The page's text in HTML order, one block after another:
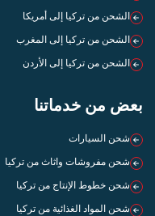
الشحن من تركيا إلى أمريكا
الشحن من تركيا إلى المغرب
الشحن من تركيا إلى الأردن
بعض من خدماتنا
شحن السيارات
شحن مفروشات واثاث من تركيا
شحن خطوط الإنتاج من تركيا
شحن المواد الغذائية من تركيا